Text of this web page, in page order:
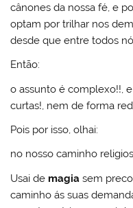
cânones da nossa fé, e
optam por trilhar nos
desde que entre todos
Então:
o assunto é complexo!!,
curtas!, nem de forma
Pois por isso, olhai:
no nosso caminho
Usai de magia sem
caminho ás suas